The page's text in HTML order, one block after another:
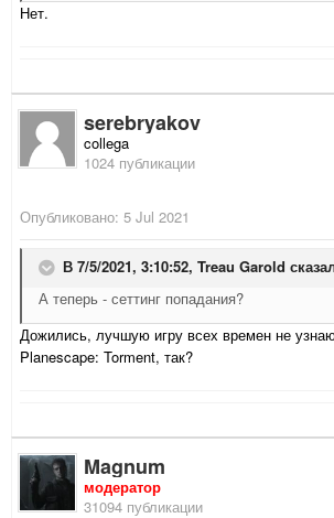
Нет.
serebryakov
collega
1024 публикации
Опубликовано: 5 Jul 2021
В 7/5/2021, 3:10:52, Treau Garold
А теперь - сеттинг попадания?
Дожились, лучшую игру всех времен не
Planescape: Torment, так?
Magnum
модератор
31094 публикации